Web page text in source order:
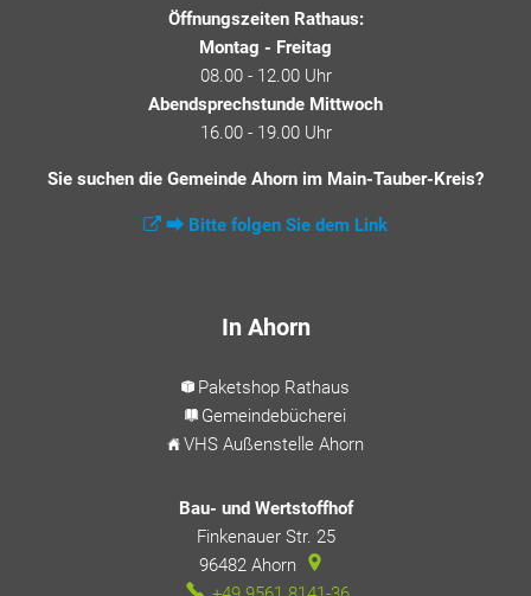
Öffnungszeiten Rathaus:
Montag - Freitag
08.00 - 12.00 Uhr
Abendsprechstunde Mittwoch
16.00 - 19.00 Uhr
Sie suchen die Gemeinde Ahorn im Main-Tauber-Kreis?
⮕ Bitte folgen Sie dem Link
In Ahorn
Paketshop Rathaus
Gemeindebücherei
VHS Außenstelle Ahorn
Bau- und Wertstoffhof
Finkenauer Str. 25
96482 Ahorn